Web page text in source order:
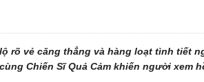
rõ vẻ căng thẳng và hàng loạt tình tiết
Chiến Sĩ Quả Cảm khiến người xem